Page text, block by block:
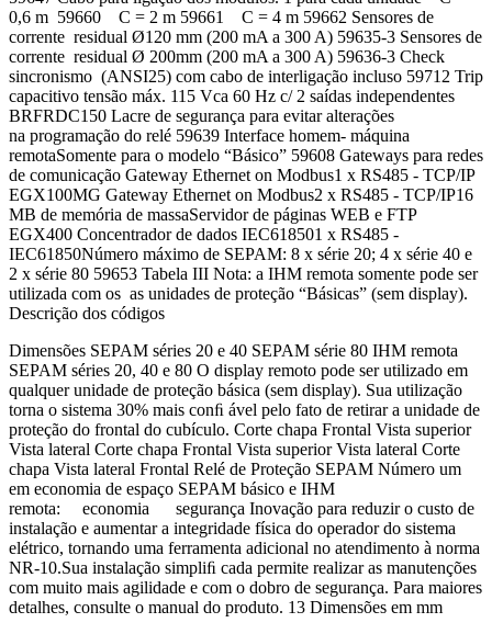
0,6 m 59660 C = 2 m 59661 C = 4 m 59662 Sensores de
corrente residual Ø120 mm (200 mA a 300 A) 59635-3 Sensores de
corrente residual Ø 200mm (200 mA a 300 A) 59636-3 Check
sincronismo (ANSI25) com cabo de interligação incluso 59712 Trip
capacitivo tensão máx. 115 Vca 60 Hz c/ 2 saídas independentes
BRFRDC150 Lacre de segurança para evitar alterações
na programação do relé 59639 Interface homem- máquina
remotaSomente para o modelo “Básico” 59608 Gateways para redes
de comunicação Gateway Ethernet on Modbus1 x RS485 - TCP/IP
EGX100MG Gateway Ethernet on Modbus2 x RS485 - TCP/IP16
MB de memória de massaServidor de páginas WEB e FTP
EGX400 Concentrador de dados IEC618501 x RS485 -
IEC61850Número máximo de SEPAM: 8 x série 20; 4 x série 40 e
2 x série 80 59653 Tabela III Nota: a IHM remota somente pode ser
utilizada com os as unidades de proteção “Básicas” (sem display).
Descrição dos códigos
Dimensões SEPAM séries 20 e 40 SEPAM série 80 IHM remota
SEPAM séries 20, 40 e 80 O display remoto pode ser utilizado em
qualquer unidade de proteção básica (sem display). Sua utilização
torna o sistema 30% mais conﬁ ável pelo fato de retirar a unidade de
proteção do frontal do cubículo. Corte chapa Frontal Vista superior
Vista lateral Corte chapa Frontal Vista superior Vista lateral Corte
chapa Vista lateral Frontal Relé de Proteção SEPAM Número um
em economia de espaço SEPAM básico e IHM
remota: economia segurança Inovação para reduzir o custo de
instalação e aumentar a integridade física do operador do sistema
elétrico, tornando uma ferramenta adicional no atendimento à norma
NR-10.Sua instalação simpliﬁ cada permite realizar as manutenções
com muito mais agilidade e com o dobro de segurança. Para maiores
detalhes, consulte o manual do produto. 13 Dimensões em mm